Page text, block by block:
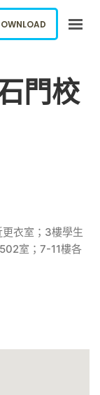
門校
衣室；3樓學生
室；7-11樓各